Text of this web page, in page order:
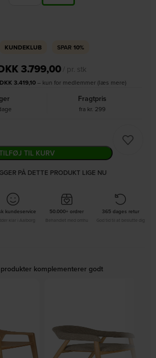
KUNDEKLUB SPAR 10%
3.799,00/ pr. stk
DKK 3.419,10– kun for medlemmer (læs mere)
Fragtpris
fra kr. 299
TIL KURV
PÅ DETTE PRODUKT LIGE NU
kundeservice
klar i Aalborg
50.000+ ordrer
Behandlet med omhu
365 dages retur
God tid til at beslutte dig
komplementerer godt